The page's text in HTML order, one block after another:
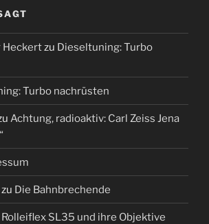
Heckertzu Dieseltuning: Turbo
Turbo nachrüsten
Achtung, radioaktiv: Carl Zeiss Jena
zu Die Bahnbrechende
Rolleiflex SL35 und ihre Objektive